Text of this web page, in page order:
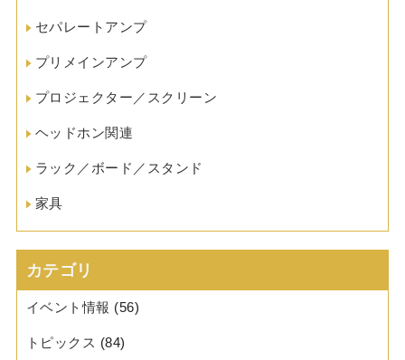
セパレートアンプ
プリメインアンプ
プロジェクター／スクリーン
ヘッドホン関連
ラック／ボード／スタンド
家具
カテゴリ
イベント情報 (56)
トピックス (84)